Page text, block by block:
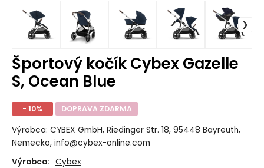
Športový kočík Cybex Gazelle
S, Ocean Blue
- 10% DOPRAVA ZDARMA
Výrobca: CYBEX GmbH, Riedinger Str. 18, 95448 Bayreuth,
Nemecko, info@cybex-online.com
Výrobca: Cybex